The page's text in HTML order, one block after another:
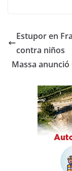
e
b
o
o
k
er
Estupor en
contra niños
Massa